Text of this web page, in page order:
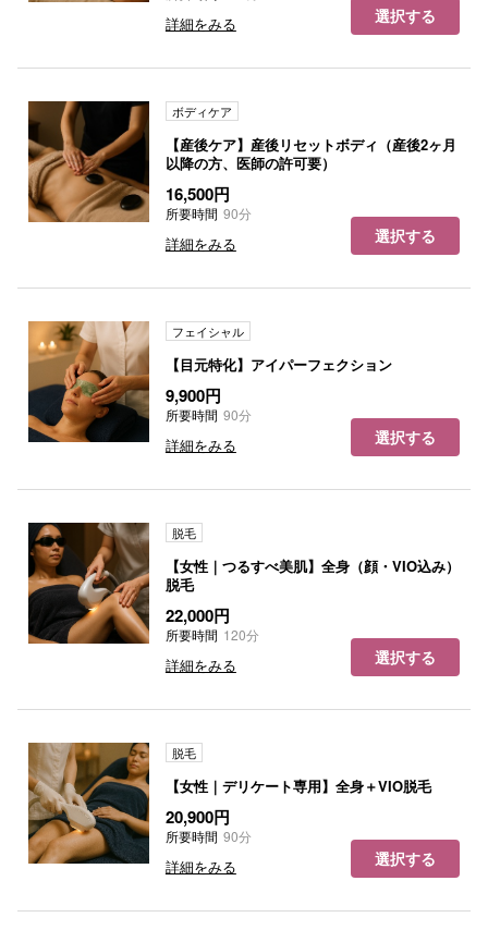
詳細をみる 選択する
ボディケア
【産後ケア】産後リセットボディ（産後2ヶ月
以降の方、医師の許可要）
16,500円
所要時間 90分
詳細をみる 選択する
フェイシャル
【目元特化】アイパーフェクション
9,900円
所要時間 90分
詳細をみる 選択する
脱毛
【女性｜つるすべ美肌】全身（顔・VIO込み）
脱毛
22,000円
所要時間 120分
詳細をみる 選択する
脱毛
【女性｜デリケート専用】全身＋VIO脱毛
20,900円
所要時間 90分
詳細をみる 選択する